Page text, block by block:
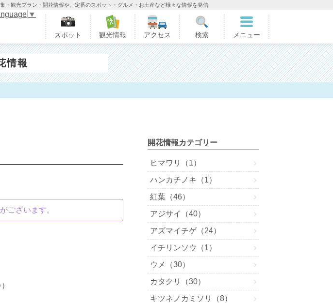
・観光プラン・開花情報や、定番のスポット・グルメ・お土産など様々な情報を発信
スポット 観光情報 アクセス 検索 メニュー
▼
情報
ございます。
開花情報カテゴリー
ヒマワリ（1）
ハンカチノキ（1）
紅葉（46）
アジサイ（40）
アズマイチゲ（24）
イチリンソウ（1）
ウメ（30）
カタクリ（30）
キツネノカミソリ（8）